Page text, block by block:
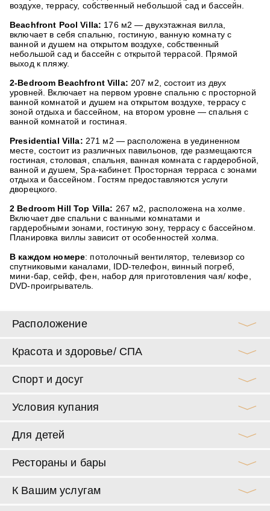
воздухе, террасу, собственный небольшой сад и бассейн.
Beachfront Pool Villa: 176 м2 — двухэтажная вилла,
включает в себя спальню, гостиную, ванную комнату с
ванной и душем на открытом воздухе, собственный
небольшой сад и бассейн с открытой террасой. Прямой
выход к пляжу.
2-Bedroom Beachfront Villa: 207 м2, состоит из двух
уровней. Включает на первом уровне спальню с просторной
ванной комнатой и душем на открытом воздухе, террасу с
зоной отдыха и бассейном, на втором уровне — спальня с
ванной комнатой и гостиная.
Presidential Villa: 271 м2 — расположена в уединенном
месте, состоит из различных павильонов, где размещаются
гостиная, столовая, спальня, ванная комната с гардеробной,
ванной и душем, Spa-кабинет. Просторная терраса с зонами
отдыха и бассейном. Гостям предоставляются услуги
дворецкого.
2 Bedroom Hill Top Villa: 267 м2, расположена на холме.
Включает две спальни с ванными комнатами и
гардеробными зонами, гостиную зону, террасу с бассейном.
Планировка виллы зависит от особенностей холма.
В каждом номере: потолочный вентилятор, телевизор со
спутниковыми каналами, IDD-телефон, винный погреб,
мини-бар, сейф, фен, набор для приготовления чая/ кофе,
DVD-проигрыватель.
Расположение
Красота и здоровье/ СПА
Спорт и досуг
Условия купания
Для детей
Рестораны и бары
К Вашим услугам